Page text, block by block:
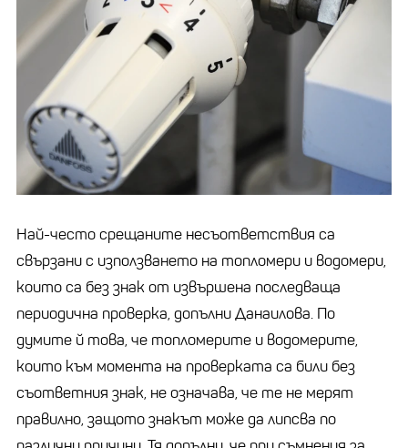
Най-често срещаните несъответствия са
свързани с използването на топломери и водомери,
които са без знак от извършена последваща
периодична проверка, допълни Данаилова. По
думите й това, че топломерите и водомерите,
които към момента на проверката са били без
съответния знак, не означава, че те не мерят
правилно, защото знакът може да липсва по